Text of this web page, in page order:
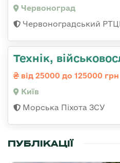
Червоноград
Червоноградський
Технік,
від 25000 до 125000 грн
Київ
Морська Піхота ЗСУ
ПУБЛІКАЦІЇ